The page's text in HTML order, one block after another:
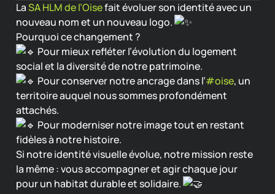
LaSA HLM de l’Oisefait évoluer son identité avec un
nouveau nom et un nouveau logo.
Pourquoi ce changement ?
Pour mieux refléter l’évolution du logement
social et la diversité de notre patrimoine.
Pour conserver notre ancrage dans l’#oise, un
territoire auquel nous sommes profondément
attachés.
Pour moderniser notre image tout en restant
fidèles à notre histoire.
Si notre identité visuelle évolue, notre mission reste
la même : vous accompagner et agir chaque jour
pour un habitat durable et solidaire.